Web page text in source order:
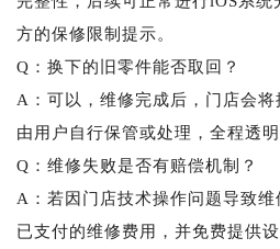
方的保修限制提示。
Q：换下的旧零件能否取回？
A：可以，维修完成后，门店会
由用户自行保管或处理，全程透明
Q：维修失败是否有赔偿机制？
A：若因门店技术操作问题导致
已支付的维修费用，并免费提供